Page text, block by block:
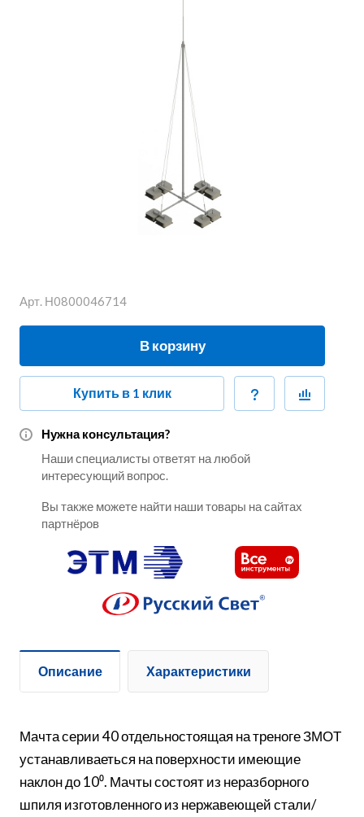
Арт. Н0800046714
В корзину
Купить в 1 клик
Нужна консультация?
Наши специалисты ответят на любой
интересующий вопрос.
Вы также можете найти наши товары на сайтах
партнёров
Описание Характеристики
Мачта серии 40 отдельностоящая на треноге ЗМОТ
устанавливаеться на поверхности имеющие
наклон до 10⁰. Мачты состоят из неразборного
шпиля изготовленного из нержавеющей стали/